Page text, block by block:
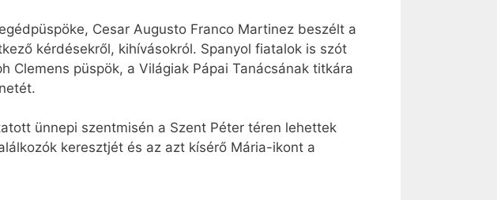
Cesar Augusto Franco Martinez beszélt a
kérdésekről, kihívásokról. Spanyol fiatalok is szót
Clemens püspök, a Világiak Pápai Tanácsának titkára
ünnepi szentmisén a Szent Péter téren lehettek
keresztjét és az azt kísérő Mária-ikont a